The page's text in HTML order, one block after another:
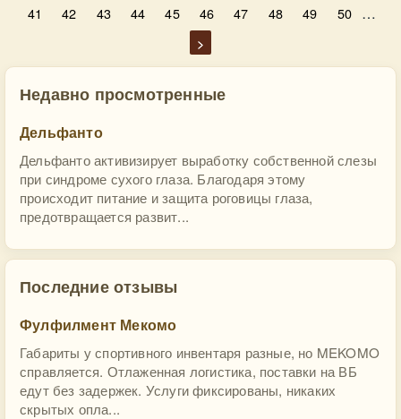
41
42 43 44 45 46 47 48 49 50 …
>
Недавно просмотренные
Дельфанто
Дельфанто активизирует выработку собственной слезы
при синдроме сухого глаза. Благодаря этому
происходит питание и защита роговицы глаза,
предотвращается развит...
Последние отзывы
Фулфилмент Мекомо
Габариты у спортивного инвентаря разные, но MEKOMO
справляется. Отлаженная логистика, поставки на ВБ
едут без задержек. Услуги фиксированы, никаких
скрытых опла...